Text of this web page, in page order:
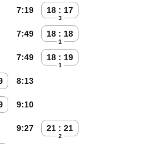
18 : 17
3
7:19
18 : 18
1
7:49
18 : 19
1
7:49
8:13
9:10
21 : 21
2
9:27